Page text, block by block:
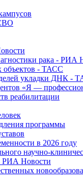
рака - РИА
объектов - ТАСС
укладки ДНК -
«Я —
реабилитации
программы
в 2026 году
научно-
РИА Новости